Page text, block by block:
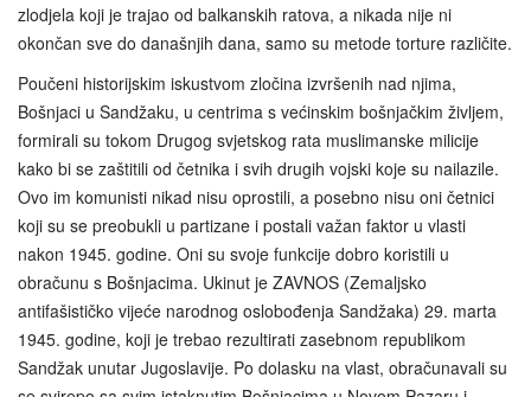
zlodjela koji je trajao od balkanskih ratova, a nikada nije ni
okončan sve do današnjih dana, samo su metode torture različite.
Poučeni historijskim iskustvom zločina izvršenih nad njima,
Bošnjaci u Sandžaku, u centrima s većinskim bošnjačkim življem,
formirali su tokom Drugog svjetskog rata muslimanske milicije
kako bi se zaštitili od četnika i svih drugih vojski koje su nailazile.
Ovo im komunisti nikad nisu oprostili, a posebno nisu oni četnici
koji su se preobukli u partizane i postali važan faktor u vlasti
nakon 1945. godine. Oni su svoje funkcije dobro koristili u
obračunu s Bošnjacima. Ukinut je ZAVNOS (Zemaljsko
antifašističko vijeće narodnog oslobođenja Sandžaka) 29. marta
1945. godine, koji je trebao rezultirati zasebnom republikom
Sandžak unutar Jugoslavije. Po dolasku na vlast, obračunavali su